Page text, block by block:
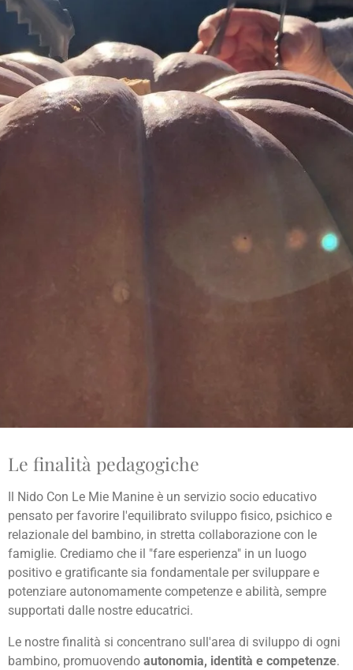
Le finalità pedagogiche
Il Nido Con Le Mie Manine è un servizio socio educativo
pensato per favorire l'equilibrato sviluppo fisico, psichico e
relazionale del bambino, in stretta collaborazione con le
famiglie. Crediamo che il "fare esperienza" in un luogo
positivo e gratificante sia fondamentale per sviluppare e
potenziare autonomamente competenze e abilità, sempre
supportati dalle nostre educatrici.
Le nostre finalità si concentrano sull'area di sviluppo di ogni
bambino, promuovendo autonomia, identità e competenze.